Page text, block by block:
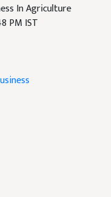
In Agriculture
PM IST